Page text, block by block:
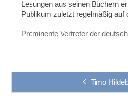
Lesungen aus seinen Büchern
Publikum zuletzt regelmäßig auf
Prominente Vertreter der
Timo